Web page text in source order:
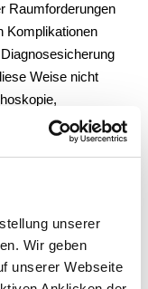
unserer
Wir geben
unserer Webseite
Raumforderungen
Komplikationen
Weise nicht
angezeigt. Die
einer trachealen
eine